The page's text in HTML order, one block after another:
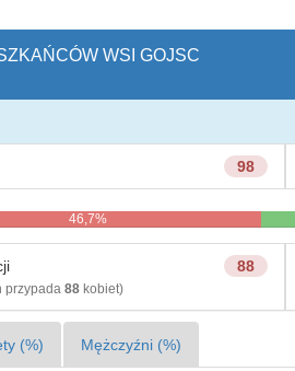
WSI GOJSC
98
46,7%
88
przypada 88kobiet)
(%) Mężczyźni (%)